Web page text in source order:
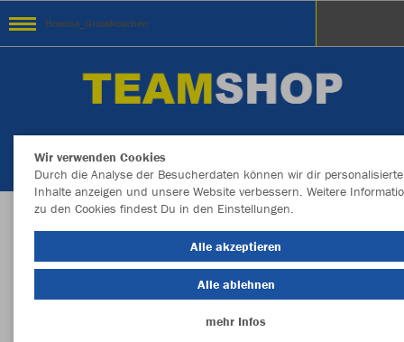
Hosena_Grosskoschen
Herzlich Willkommen im Teamshop
Hosena_Grosskoschen
Wir verwenden Cookies
Durch die Analyse der Besucherdaten können wir dir personalisierte
Inhalte anzeigen und unsere Website verbessern. Weitere
zu den Cookies findest Du in den Einstellungen.
Alle akzeptieren
Alle ablehnen
mehr Infos